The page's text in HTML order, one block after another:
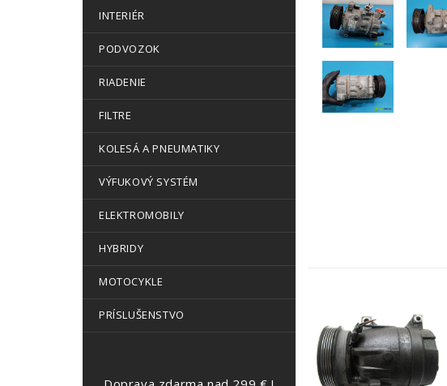
INTERIÉR
PODVOZOK
RIADENIE
FILTRE
KOLESÁ A PNEUMATIKY
VÝFUKOVÝ SYSTÉM
ELEKTROMOBILY
HYBRIDY
MOTOCYKLE
PRÍSLUŠENSTVO